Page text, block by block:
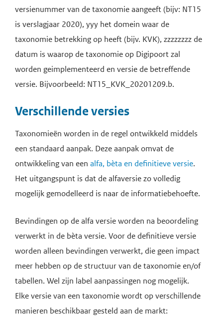
versienummer van de taxonomie aangeeft (bijv: NT15
is verslagjaar 2020), yyy het domein waar de
taxonomie betrekking op heeft (bijv. KVK), zzzzzzzz de
datum is waarop de taxonomie op Digipoort zal
worden geimplementeerd en versie de betreffende
versie. Bijvoorbeeld: NT15_KVK_20201209.b.
Verschillende versies
Taxonomieën worden in de regel ontwikkeld middels
een standaard aanpak. Deze aanpak omvat de
ontwikkeling van een alfa, bèta en definitieve versie.
Het uitgangspunt is dat de alfaversie zo volledig
mogelijk gemodelleerd is naar de informatiebehoefte.
Bevindingen op de alfa versie worden na beoordeling
verwerkt in de bèta versie. Voor de definitieve versie
worden alleen bevindingen verwerkt, die geen impact
meer hebben op de structuur van de taxonomie en/of
tabellen. Wel zijn label aanpassingen nog mogelijk.
Elke versie van een taxonomie wordt op verschillende
manieren beschikbaar gesteld aan de markt: